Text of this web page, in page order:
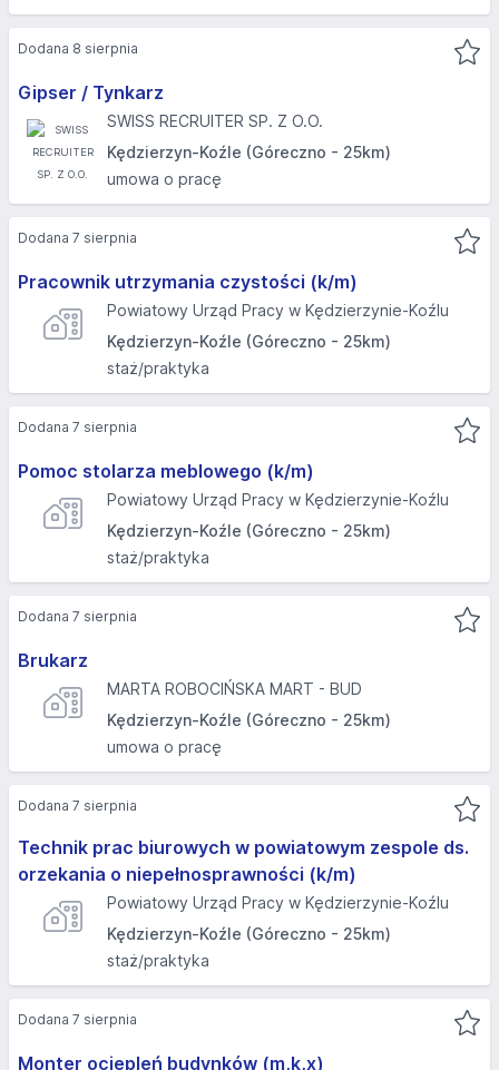
Gipser / Tynkarz
SWISS RECRUITER SP. Z O.O.
Kędzierzyn-Koźle (Góreczno - 25km)
umowa o pracę
Dodana 8 sierpnia
Pracownik utrzymania czystości (k/m)
Powiatowy Urząd Pracy w Kędzierzynie-Koźlu
Kędzierzyn-Koźle (Góreczno - 25km)
staż/praktyka
Dodana 7 sierpnia
Pomoc stolarza meblowego (k/m)
Powiatowy Urząd Pracy w Kędzierzynie-Koźlu
Kędzierzyn-Koźle (Góreczno - 25km)
staż/praktyka
Dodana 7 sierpnia
Brukarz
MARTA ROBOCIŃSKA MART - BUD
Kędzierzyn-Koźle (Góreczno - 25km)
umowa o pracę
Dodana 7 sierpnia
Technik prac biurowych w powiatowym zespole ds.
orzekania o niepełnosprawności (k/m)
Powiatowy Urząd Pracy w Kędzierzynie-Koźlu
Kędzierzyn-Koźle (Góreczno - 25km)
staż/praktyka
Dodana 7 sierpnia
Monter ociepleń budynków (m,k,x)
Dodana 7 sierpnia